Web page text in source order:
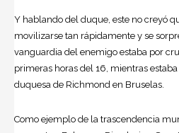
Y hablando del duque, este no creyó
movilizarse tan rápidamente y se
vanguardia del enemigo estaba por
primeras horas del 16, mientras
duquesa de Richmond en Bruselas.
Como ejemplo de la trascendencia